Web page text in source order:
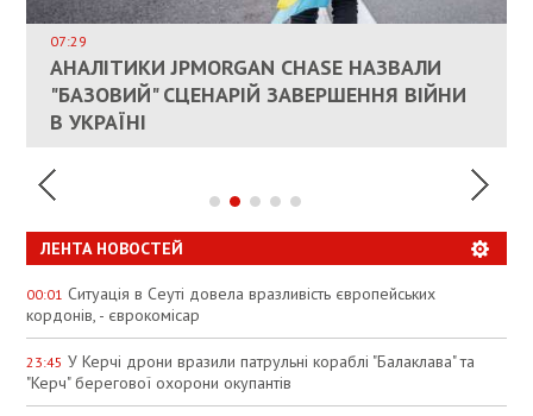
КАНДИДАТ В ПРЕМЬЕРЫ ПОЛЬШИ ПРИЗВАЛ
ЕС ПРЕКРАТИТЬ ВОЕННУЮ ПОМОЩЬ
УКРАИНЕ
07:29
АНАЛІТИКИ JPMORGAN CHASE НАЗВАЛИ
"БАЗОВИЙ" СЦЕНАРІЙ ЗАВЕРШЕННЯ ВІЙНИ
В УКРАЇНІ
ДОЗВОЛИЛИ НЕ ПЛАТИТИ ЗА КОМУНАЛКУ
ИНТЕГРАЦИЯ УКРАИНЫ В НАТО ВРЯД ЛИ
СОСТОИТСЯ В БЛИЖАЙШЕЕ ВРЕМЯ, –
РЮТТЕ
ПАЛИВНИЙ РИНОК РОЗІГРІЛИ ШТУЧНО:
АНАЛІТИКИ ЗВИНУВАТИЛИ АЗС У
СПЕКУЛЯЦІЇ
ЛЕНТА НОВОСТЕЙ
00:01 Ситуація в Сеуті довела вразливість європейських
кордонів, - єврокомісар
23:45 У Керчі дрони вразили патрульні кораблі "Балаклава" та
"Керч" берегової охорони окупантів